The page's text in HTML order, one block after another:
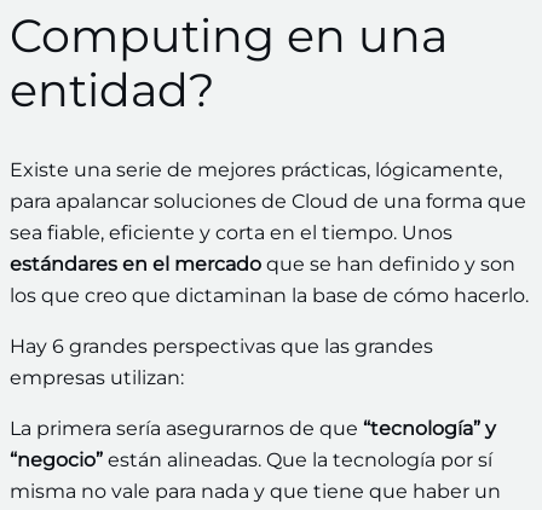
Computing en una
entidad?
Existe una serie de mejores prácticas, lógicamente,
para apalancar soluciones de Cloud de una forma que
sea fiable, eficiente y corta en el tiempo. Unos
estándares en el mercado que se han definido y son
los que creo que dictaminan la base de cómo hacerlo.
Hay 6 grandes perspectivas que las grandes
empresas utilizan:
La primera sería asegurarnos de que “tecnología” y
“negocio” están alineadas. Que la tecnología por sí
misma no vale para nada y que tiene que haber un